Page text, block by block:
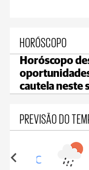
HORÓSCOPO
Horóscopo
cautela neste
PREVISÃO DO
18°C